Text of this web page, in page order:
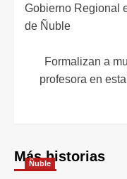
Gobierno Regional
de Ñuble
Formalizan a
profesora en
Más historias
Ñuble